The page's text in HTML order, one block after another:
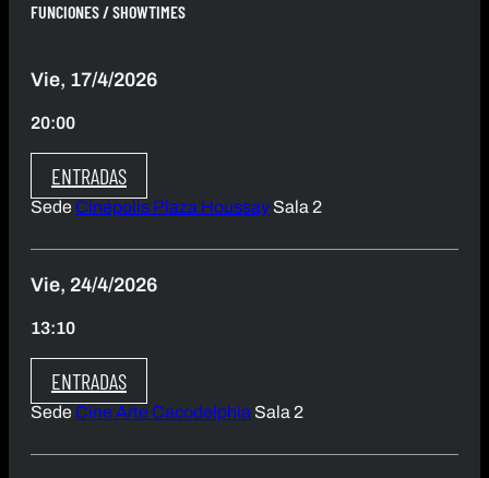
FUNCIONES / SHOWTIMES
Vie, 17/4/2026
20:00
ENTRADAS
Sede Cinépolis Plaza Houssay Sala 2
Vie, 24/4/2026
13:10
ENTRADAS
Sede Cine Arte Cacodelphia Sala 2